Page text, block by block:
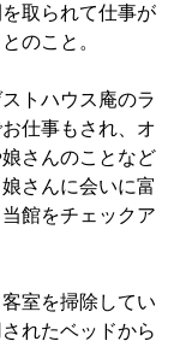
取られて仕事が
のこと。
トハウス庵のラ
仕事もされ、オ
さんのことなど
さんに会いに富
館をチェックア
室を掃除してい
れたベッドから